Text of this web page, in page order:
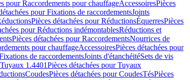
pour Raccordements pour chauffageAccessoiresPièces
pour Fixations de raccordementsJoints
Pièces détachées pour RéductionsÉquerresPièces
pour Réductions indémontablesRéductions et
Pièces détachées pour RaccordementsNourrices de
pour chauffageAccessoiresPièces détachées pour
de raccordementsJoints d'étanchéitéSets de vis
Tuyaux 1.4401Pièces détachées pour Tuyaux
CoudesPièces détachées pour CoudesTésPièces